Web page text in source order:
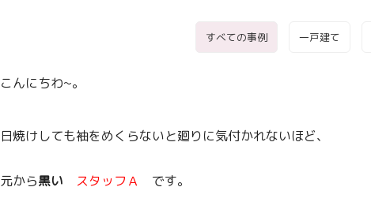
すべての事例 一戸建て
こんにちわ~。
日焼けしても袖をめくらないと廻りに気付かれないほど、
元から黒い スタッフＡ です。